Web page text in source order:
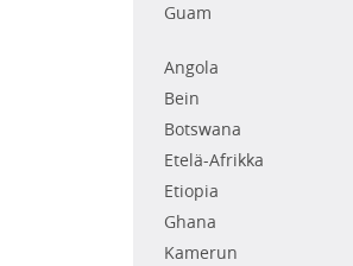
Guam
Angola
Bein
Botswana
Etelä-Afrikka
Etiopia
Ghana
Kamerun